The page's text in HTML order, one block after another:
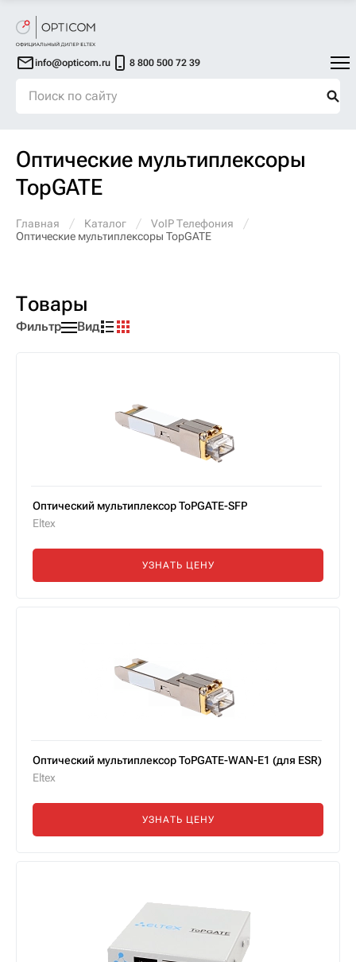
info@opticom.ru 8 800 500 72 39
Оптические мультиплексоры
TopGATE
Главная Каталог
VoIP Телефония
Оптические мультиплексоры TopGATE
Товары
Фильтр Вид
Оптический мультиплексор ToPGATE-SFP
Eltex
УЗНАТЬ ЦЕНУ
Оптический мультиплексор ToPGATE-WAN-E1 (для ESR)
Eltex
УЗНАТЬ ЦЕНУ